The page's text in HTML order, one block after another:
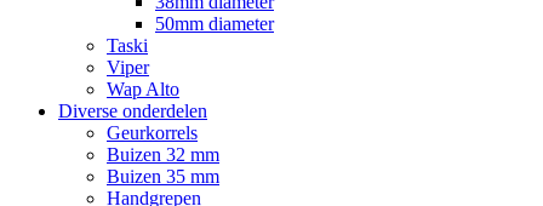
50mm diameter
Taski
Viper
Wap Alto
Diverse onderdelen
Geurkorrels
Buizen 32 mm
Buizen 35 mm
Handgrepen